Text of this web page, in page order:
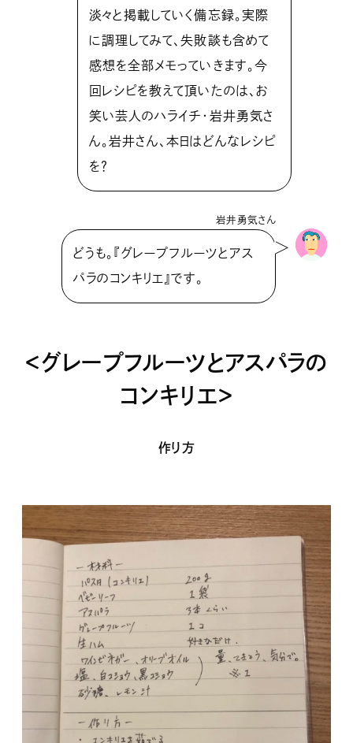
淡々と掲載していく備忘録。実際
に調理してみて、失敗談も含めて
感想を全部メモっていきます。今
回レシピを教えて頂いたのは、お
笑い芸人のハライチ・岩井勇気さ
ん。岩井さん、本日はどんなレシピ
を？
岩井勇気さん
どうも。『グレープフルーツとアス
パラのコンキリエ』です。
＜グレープフルーツとアスパラの
コンキリエ＞
作り方